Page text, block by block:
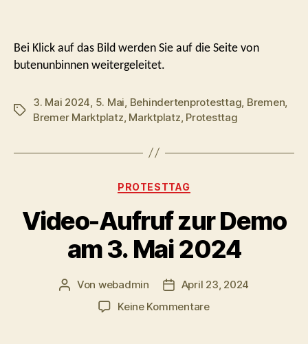
Bei Klick auf das Bild werden Sie auf die Seite von
butenunbinnen weitergeleitet.
Schlagwörter
3. Mai 2024 5. Mai Behindertenprotesttag Bremen
Bremer Marktplatz Marktplatz Protesttag
Kategorien
PROTESTTAG
Video-Aufruf zur Demo
am 3. Mai 2024
Beitragsautor
Von webadmin Beitragsdatum
April 23, 2024
Keine Kommentarezu